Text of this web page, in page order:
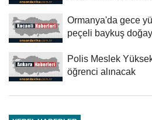
Ormanya'da gece
peçeli baykuş
Polis Meslek
öğrenci alınacak